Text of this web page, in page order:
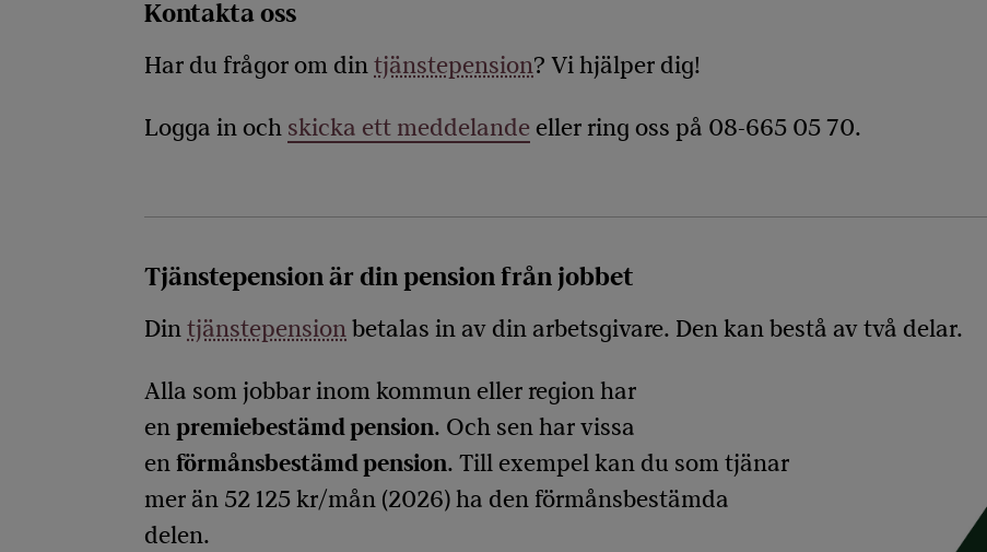
Kontakta oss
Har du frågor om dintjänstepension? Vi hjälper dig!
Logga in och skicka ett meddelande eller ring oss på 08-665 05 70.
Tjänstepension är din pension från jobbet
Dintjänstepensionbetalas in av din arbetsgivare. Den kan bestå av två delar.
Alla som jobbar inom kommun eller region har
enpremiebestämd pension. Och sen har vissa
enförmånsbestämd pension. Till exempel kan du som tjänar
mer än 52 125 kr/mån (2026) ha den förmånsbestämda
delen.